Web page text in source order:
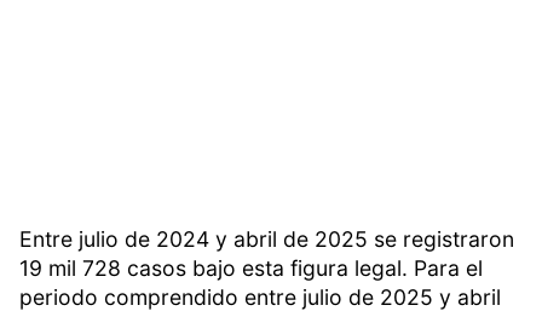
Entre julio de 2024 y abril de 2025 se registraron
19 mil 728 casos bajo esta figura legal. Para el
periodo comprendido entre julio de 2025 y abril